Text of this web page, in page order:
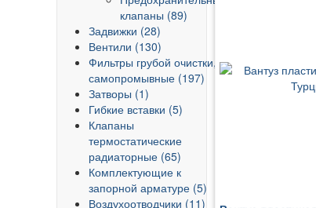
клапаны (89)
Задвижки (28)
Вентили (130)
Фильтры грубой очистки,
самопромывные (197)
Затворы (1)
Гибкие вставки (5)
Клапаны
термостатические
радиаторные (65)
Комплектующие к
запорной арматуре (5)
Воздухоотводчики (11)